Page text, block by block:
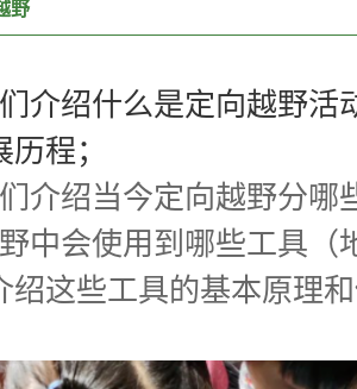
野
介绍什么是定向越野活
程；
介绍当今定向越野分哪
中会使用到哪些工具（
绍这些工具的基本原理